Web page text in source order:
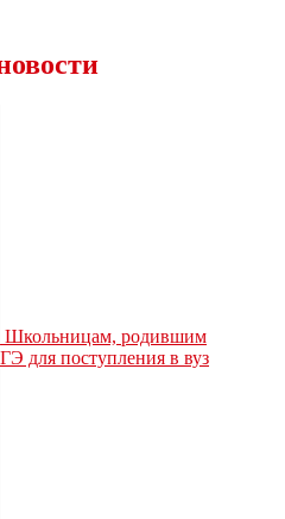
Школьницам, родившим
для поступления в вуз